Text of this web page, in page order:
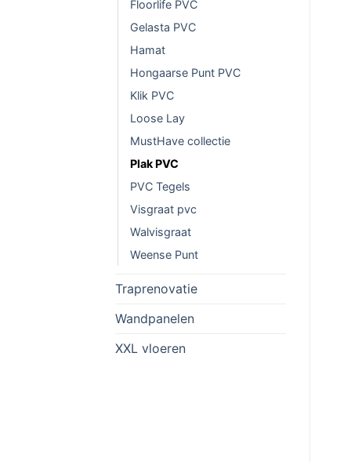
Floorlife PVC
Gelasta PVC
Hamat
Hongaarse Punt PVC
Klik PVC
Loose Lay
MustHave collectie
Plak PVC
PVC Tegels
Visgraat pvc
Walvisgraat
Weense Punt
Traprenovatie
Wandpanelen
XXL vloeren